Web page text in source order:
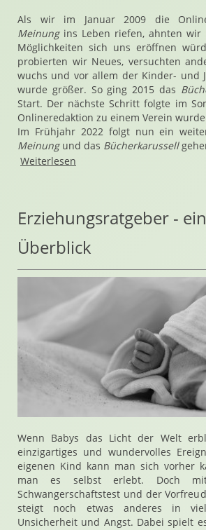
Als wir im Januar 2009 die
Meinungins Leben riefen, ahnten wir
Möglichkeiten sich uns eröffnen
probierten wir Neues, versuchten
wuchs und vor allem der Kinder- und
wurde größer. So ging 2015 das
Start. Der nächste Schritt folgte im
Onlineredaktion zu einem Verein
Im Frühjahr 2022 folgt nun ein
Meinungund das Bücherkarussell
Weiterlesen
Erziehungsratgeber -
Überblick
Wenn Babys das Licht der Welt
einzigartiges und wundervolles
eigenen Kind kann man sich vorher
man es selbst erlebt. Doch
Schwangerschaftstest und der
steigt noch etwas anderes in
Unsicherheit und Angst. Dabei spielt